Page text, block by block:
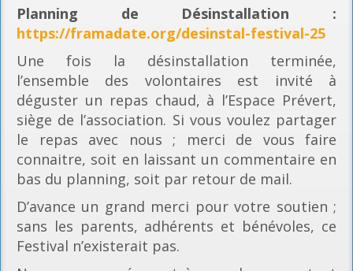
Planning de Désinstallation :
https://framadate.org/desinstal-festival-25
Une fois la désinstallation terminée,
l’ensemble des volontaires est invité à
déguster un repas chaud, à l’Espace Prévert,
siège de l’association. Si vous voulez partager
le repas avec nous ; merci de vous faire
connaitre, soit en laissant un commentaire en
bas du planning, soit par retour de mail.
D’avance un grand merci pour votre soutien ;
sans les parents, adhérents et bénévoles, ce
Festival n’existerait pas.